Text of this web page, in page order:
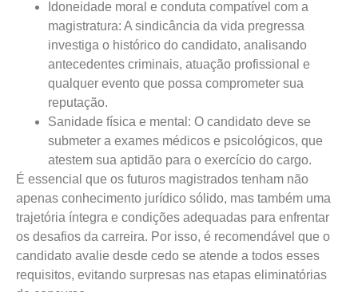
Idoneidade moral e conduta compatível com a
magistratura: A sindicância da vida pregressa
investiga o histórico do candidato, analisando
antecedentes criminais, atuação profissional e
qualquer evento que possa comprometer sua
reputação.
Sanidade física e mental: O candidato deve se
submeter a exames médicos e psicológicos, que
atestem sua aptidão para o exercício do cargo.
É essencial que os futuros magistrados tenham não
apenas conhecimento jurídico sólido, mas também uma
trajetória íntegra e condições adequadas para enfrentar
os desafios da carreira. Por isso, é recomendável que o
candidato avalie desde cedo se atende a todos esses
requisitos, evitando surpresas nas etapas eliminatórias